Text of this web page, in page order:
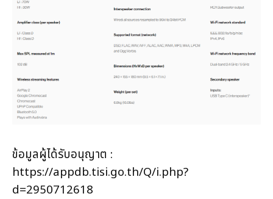
ข้อมูลผู้ได้รับอนุญาต :
https://appdb.tisi.go.th/Q/i.php?
d=2950712618